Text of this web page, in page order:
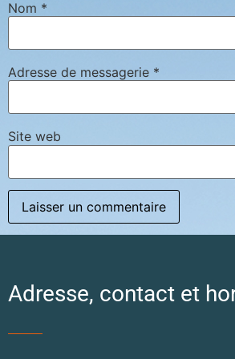
Nom *
Adresse de messagerie *
Site web
Adresse, contact et